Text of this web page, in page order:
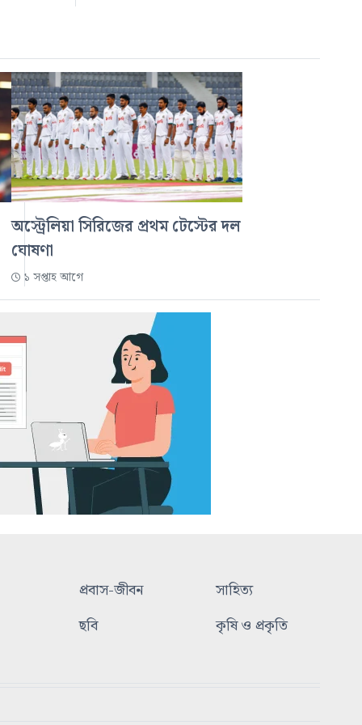
অস্ট্রেলিয়া সিরিজের প্রথম টেস্টের দল
ঘোষণা
১ সপ্তাহ আগে
প্রবাস-জীবন
সাহিত্য
ছবি
কৃষি ও প্রকৃতি